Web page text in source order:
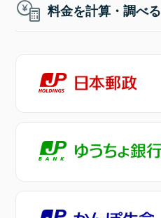
料金を計算・調べる